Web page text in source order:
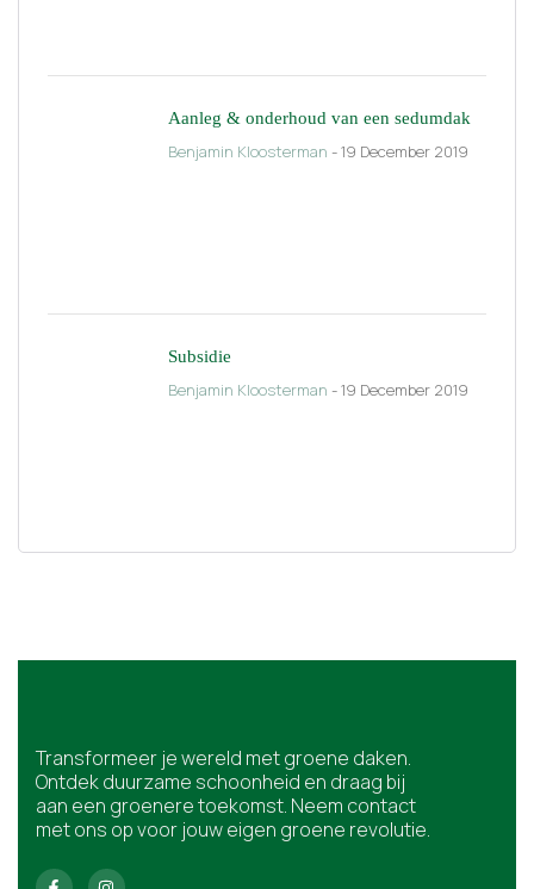
Aanleg & onderhoud van een sedumdak
Benjamin Kloosterman - 19 December 2019
Subsidie
Benjamin Kloosterman - 19 December 2019
Transformeer je wereld met groene daken.
Ontdek duurzame schoonheid en draag bij
aan een groenere toekomst. Neem contact
met ons op voor jouw eigen groene revolutie.